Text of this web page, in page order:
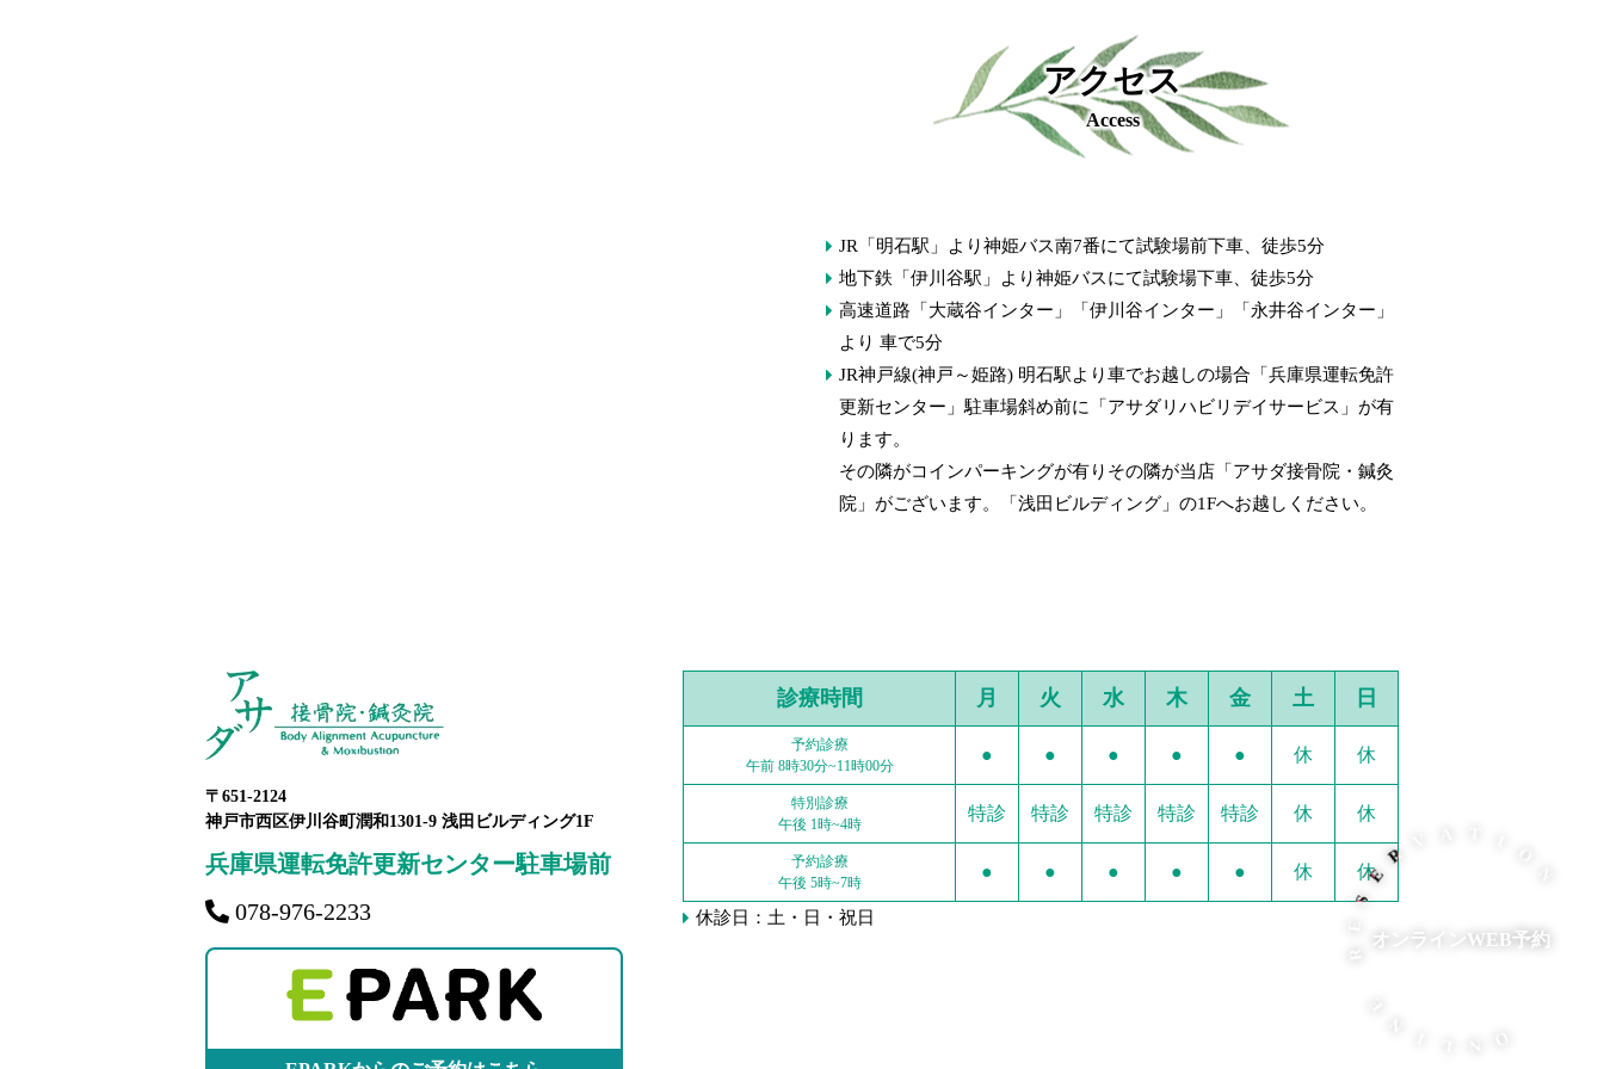
アクセス
Access
JR「明石駅」より神姫バス南7番にて試験場前下車、徒歩5分
地下鉄「伊川谷駅」より神姫バスにて試験場下車、徒歩5分
高速道路「大蔵谷インター」「伊川谷インター」「永井谷インター」
より 車で5分
JR神戸線(神戸～姫路) 明石駅より車でお越しの場合「兵庫県運転免許
更新センター」駐車場斜め前に「アサダリハビリデイサービス」が有
ります。
その隣がコインパーキングが有りその隣が当店「アサダ接骨院・鍼灸
院」がございます。「浅田ビルディング」の1Fへお越しください。
〒651-2124
神戸市西区伊川谷町潤和1301-9 浅田ビルディング1F
兵庫県運転免許更新センター駐車場前
078-976-2233
診療時間 月 火 水 木 金 土 日
予約診療
午前 8時30分~11時00分
● ● ● ● ● 休 休
特別診療
午後 1時~4時
特診 特診 特診 特診 特診 休 休
予約診療
午後 5時~7時
● ● ● ● ● 休 休
休診日：土・日・祝日
オンラインWEB予約
E
R
E
S